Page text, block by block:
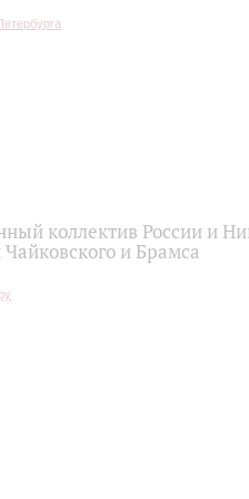
коллектив России и
и Брамса